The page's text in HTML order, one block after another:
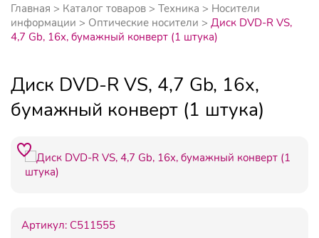
Главная Каталог товаров Техника
Носители
информации
Оптические носители
Диск DVD-R VS,
4,7 Gb, 16x, бумажный конверт (1 штука)
Диск DVD-R VS, 4,7 Gb, 16x,
бумажный конверт (1 штука)
Артикул: C511555